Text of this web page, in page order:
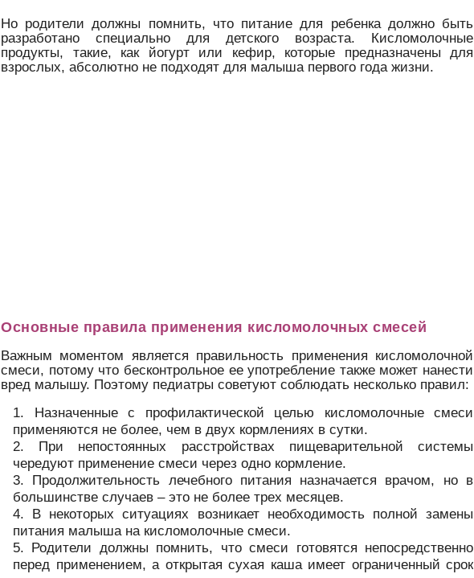
Но родители должны помнить, что питание для ребенка должно быть
разработано специально для детского возраста. Кисломолочные
продукты, такие, как йогурт или кефир, которые предназначены для
взрослых, абсолютно не подходят для малыша первого года жизни.
Основные правила применения кисломолочных смесей
Важным моментом является правильность применения кисломолочной
смеси, потому что бесконтрольное ее употребление также может нанести
вред малышу. Поэтому педиатры советуют соблюдать несколько правил:
Назначенные с профилактической целью кисломолочные смеси
применяются не более, чем в двух кормлениях в сутки.
При непостоянных расстройствах пищеварительной системы
чередуют применение смеси через одно кормление.
Продолжительность лечебного питания назначается врачом, но в
большинстве случаев – это не более трех месяцев.
В некоторых ситуациях возникает необходимость полной замены
питания малыша на кисломолочные смеси.
Родители должны помнить, что смеси готовятся непосредственно
перед применением, а открытая сухая каша имеет ограниченный срок